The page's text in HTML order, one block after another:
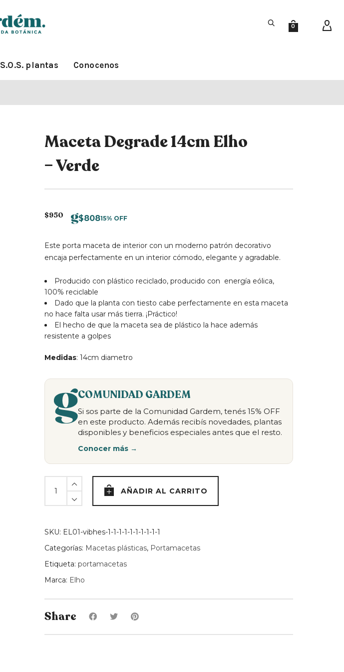
0
S.O.S. plantas Conocenos
Maceta Degrade 14cm Elho
– Verde
$950 $80815% OFF
Este porta maceta de interior con un moderno patrón decorativo
encaja perfectamente en un interior cómodo, elegante y agradable.
Producido con plástico reciclado, producido con energía eólica,
100% reciclable
Dado que la planta con tiesto cabe perfectamente en esta maceta
no hace falta usar más tierra. ¡Práctico!
El hecho de que la maceta sea de plástico la hace además
resistente a golpes
Medidas: 14cm diametro
COMUNIDAD GARDEM
Si sos parte de la Comunidad Gardem, tenés 15% OFF
en este producto. Además recibís novedades, plantas
disponibles y beneficios especiales antes que el resto.
Conocer más →
Degrade
14cm
-
quantity
AÑADIR AL CARRITO
SKU: EL01-vibhes-1-1-1-1-1-1-1-1-1-1
Categorías: Macetas plásticas, Portamacetas
Etiqueta: portamacetas
Marca: Elho
Share